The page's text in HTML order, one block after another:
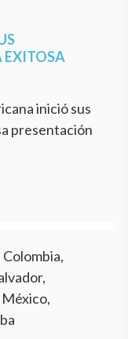
EXITOSA
inició sus
presentación